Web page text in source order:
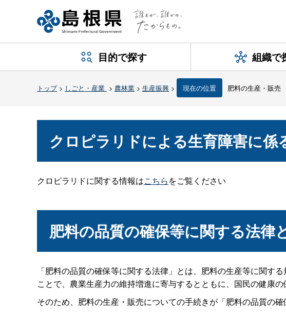
目的で探す 組織で
トップ> しごと・産業 > 農林業 > 生産振興 > 現在の位置 肥料の生産・販売
クロピラリドによる生育障害に係
クロピラリドに関する情報はこちらをご覧ください
肥料の品質の確保等に関する法律
「肥料の品質の確保等に関する法律」とは、肥料の生産等に関す
ことで、農業生産力の維持増進に寄与するとともに、国民の健康の
そのため、肥料の生産・販売についての手続きが「肥料の品質の確